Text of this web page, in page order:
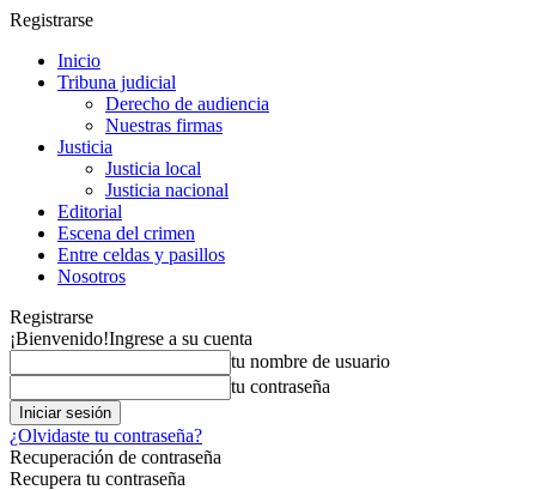
Registrarse
Inicio
Tribuna judicial
Derecho de audiencia
Nuestras firmas
Justicia
Justicia local
Justicia nacional
Editorial
Escena del crimen
Entre celdas y pasillos
Nosotros
Registrarse
¡Bienvenido!Ingrese a su cuenta
tu nombre de usuario
tu contraseña
¿Olvidaste tu contraseña?
Recuperación de contraseña
Recupera tu contraseña